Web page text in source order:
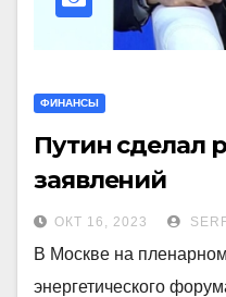
ФИНАНСЫ
Путин сделал
заявлений
ОКТ 16, 2023
В Москве на
энергетического